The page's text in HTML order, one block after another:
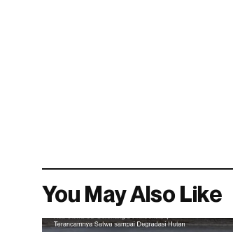
You May Also Like